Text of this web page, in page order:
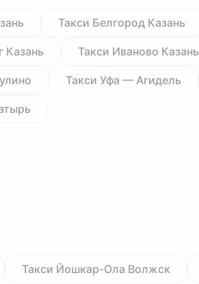
Такси Белгород Казань
Казань Такси Иваново Казань
Такси Уфа — Агидель
Такси Йошкар-Ола Волжск